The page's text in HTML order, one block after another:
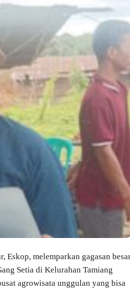
melemparkan gagasan
Setia di Kelurahan Tamiang
agrowisata unggulan yang bisa